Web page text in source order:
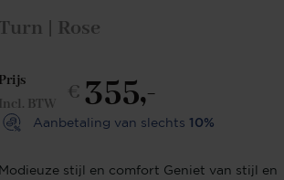
Turn | Rose
Prijs
Incl. BTW
€ 355,-
Aanbetaling van slechts 10%
Modieuze stijl en comfort Geniet van stijl en